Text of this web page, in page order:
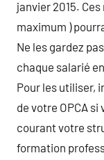
janvier 2015.
maximum )
Ne les gardez
chaque salarié
Pour les utiliser,
de votre OPCA
courant votre
formation